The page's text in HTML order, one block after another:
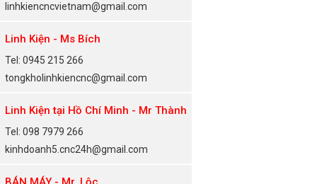
linhkiencncvietnam@gmail.com
Linh Kiện - Ms Bích
Tel: 0945 215 266
tongkholinhkiencnc@gmail.com
Linh Kiện tại Hồ Chí Minh - Mr Thành
Tel: 098 7979 266
kinhdoanh5.cnc24h@gmail.com